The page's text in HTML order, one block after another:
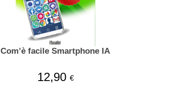
Com’è facile Smartphone IA
12,90 €